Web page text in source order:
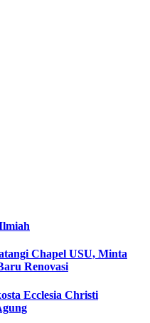
Chapel USU, Minta
Renovasi
Ecclesia Christi